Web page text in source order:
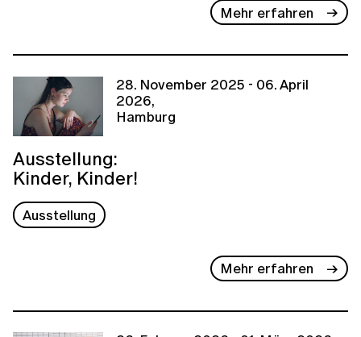
Mehr erfahren
28. November 2025 - 06. April
2026,
Hamburg
Ausstellung:
Kinder, Kinder!
Ausstellung
Mehr erfahren